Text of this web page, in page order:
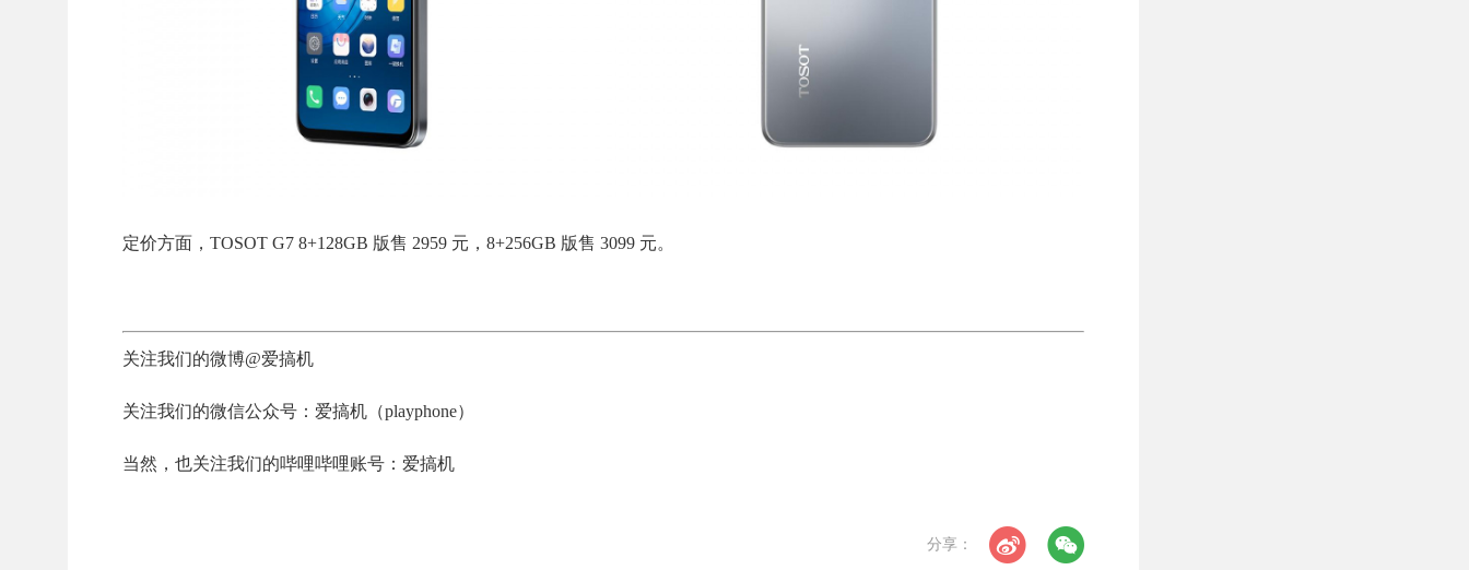
定价方面，TOSOT G7 8+128GB 版售 2959 元，8+256GB 版售 3099 元。
关注我们的微博@爱搞机
关注我们的微信公众号：爱搞机（playphone）
当然，也关注我们的哔哩哔哩账号：爱搞机
分享：